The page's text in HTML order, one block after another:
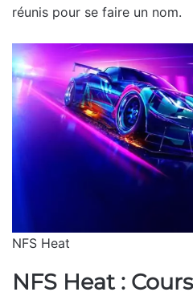
réunis pour se faire un nom.
NFS Heat
NFS Heat :